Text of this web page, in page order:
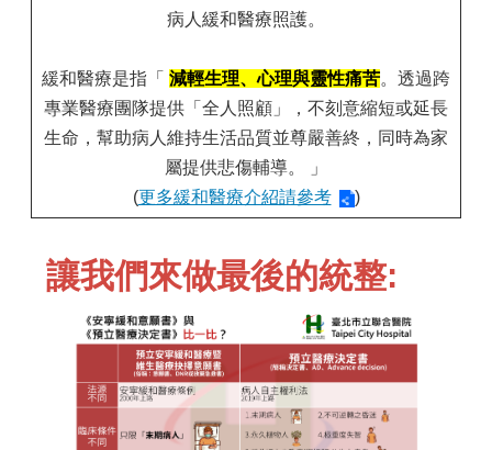
病人緩和醫療照護。
緩和醫療是指「 減輕生理、心理與靈性痛苦。透過跨
專業醫療團隊提供「全人照顧」，不刻意縮短或延長
生命，幫助病人維持生活品質並尊嚴善終，同時為家
屬提供悲傷輔導。 」
(更多緩和醫療介紹請參考 )
讓我們來做最後的統整: